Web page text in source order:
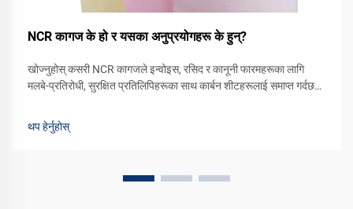
NCR कागज के हो र यसका अनुप्रयोगहरू के हुन्?
खोज्नुहोस् कसरी NCR कागजले इन्वोइस, रसिद र कानूनी फारमहरूका लागि
मलबे-प्रतिरोधी, सुरक्षित प्रतिलिपिहरूका साथ कार्बन शीटहरूलाई समाप्त गर्दछ।
हेर्नुहोस्।
थप हेर्नुहोस्